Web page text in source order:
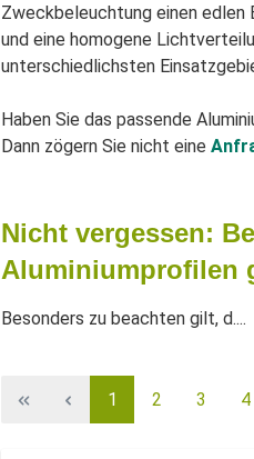
Zweckbeleuchtung einen edlen
und eine homogene
unterschiedlichsten
Haben Sie das passende
Dann zögern Sie nicht eine
Nicht vergessen:
Aluminiumprofilen
Besonders zu beachten gilt, d....
1 2 3 4